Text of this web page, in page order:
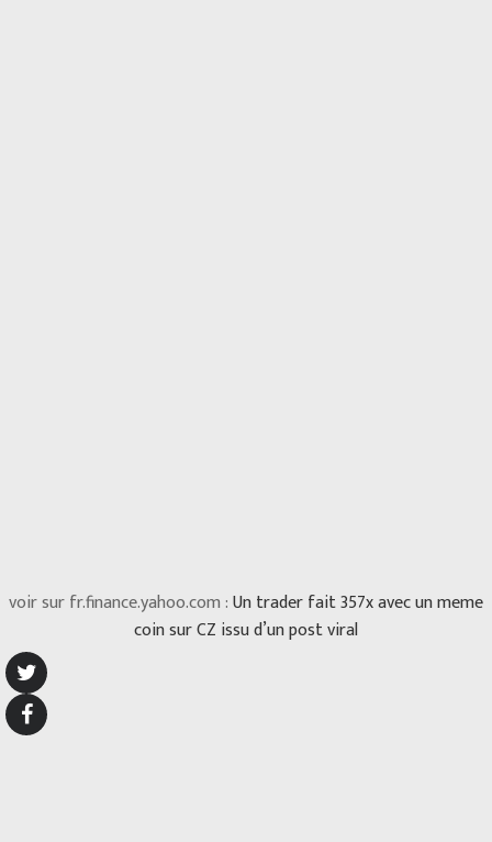
voir sur fr.finance.yahoo.com :Un trader fait 357x avec un meme
coin sur CZ issu d’un post viral